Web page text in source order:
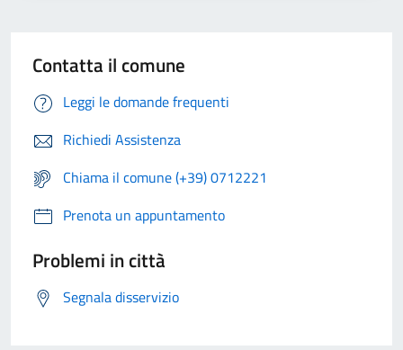
Contatta il comune
Leggi le domande frequenti
Richiedi Assistenza
Chiama il comune (+39) 0712221
Prenota un appuntamento
Problemi in città
Segnala disservizio